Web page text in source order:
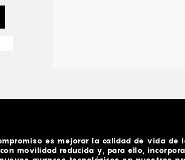
es mejorar la calidad de vida de
movilidad reducida y, para ello,